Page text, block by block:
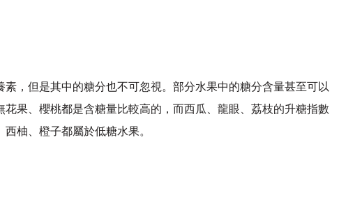
，但是其中的糖分也不可忽視。部分水果中的糖分含量甚至可以
果、櫻桃都是含糖量比較高的，而西瓜、龍眼、荔枝的升糖指數
柚、橙子都屬於低糖水果。